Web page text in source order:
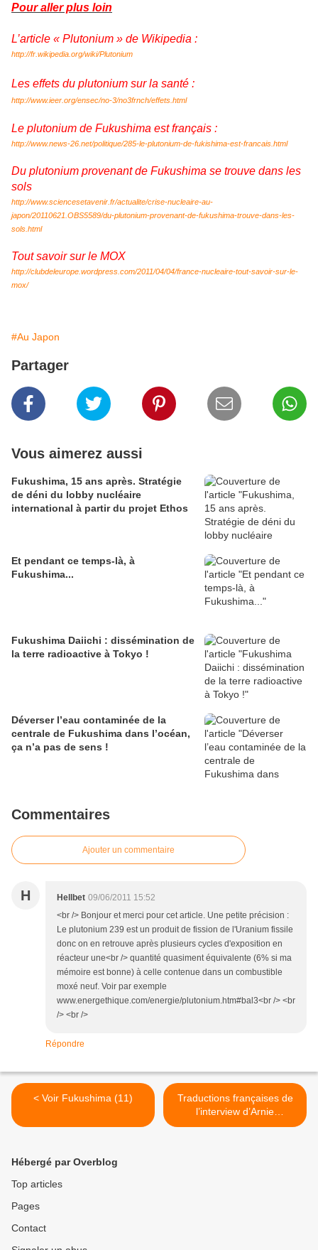
Pour aller plus loin
L’article « Plutonium » de Wikipedia :
http://fr.wikipedia.org/wiki/Plutonium
Les effets du plutonium sur la santé :
http://www.ieer.org/ensec/no-3/no3frnch/effets.html
Le plutonium de Fukushima est français :
http://www.news-26.net/politique/285-le-plutonium-de-fukishima-est-francais.html
Du plutonium provenant de Fukushima se trouve dans les
sols
http://www.sciencesetavenir.fr/actualite/crise-nucleaire-au-
japon/20110621.OBS5589/du-plutonium-provenant-de-fukushima-trouve-dans-les-
sols.html
Tout savoir sur le MOX
http://clubdeleurope.wordpress.com/2011/04/04/france-nucleaire-tout-savoir-sur-le-
mox/
#Au Japon
Partager
Vous aimerez aussi
Fukushima, 15 ans après. Stratégie
de déni du lobby nucléaire
international à partir du projet Ethos
Et pendant ce temps-là, à
Fukushima...
Fukushima Daiichi : dissémination de
la terre radioactive à Tokyo !
Déverser l’eau contaminée de la
centrale de Fukushima dans l’océan,
ça n’a pas de sens !
Commentaires
Ajouter un commentaire
H Hellbet 09/06/2011 15:52
<br /> Bonjour et merci pour cet article. Une petite précision :
Le plutonium 239 est un produit de fission de l'Uranium fissile
donc on en retrouve après plusieurs cycles d'exposition en
réacteur une<br /> quantité quasiment équivalente (6% si ma
mémoire est bonne) à celle contenue dans un combustible
moxé neuf. Voir par exemple
www.energethique.com/energie/plutonium.htm#bal3<br /> <br
/> <br />
Répondre
< Voir Fukushima (11)
Traductions françaises de
l’interview d’Arnie
Gundersen >
Hébergé par Overblog
Top articles
Pages
Contact